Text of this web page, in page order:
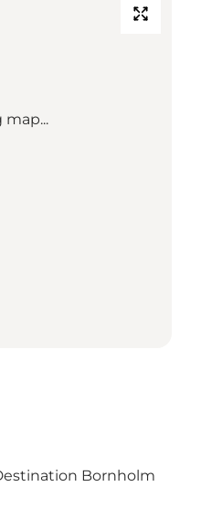
map...
Bornholm